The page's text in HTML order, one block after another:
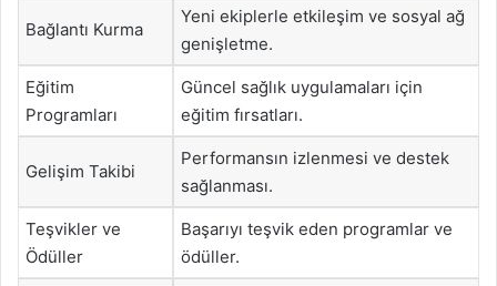
Bağlantı Kurma
Yeni ekiplerle etkileşim ve sosyal ağ
genişletme.
Eğitim
Programları
Güncel sağlık uygulamaları için
eğitim fırsatları.
Gelişim Takibi
Performansın izlenmesi ve destek
sağlanması.
Teşvikler ve
Ödüller
Başarıyı teşvik eden programlar ve
ödüller.